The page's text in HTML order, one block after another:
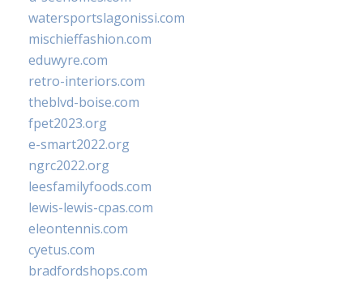
watersportslagonissi.com
mischieffashion.com
eduwyre.com
retro-interiors.com
theblvd-boise.com
fpet2023.org
e-smart2022.org
ngrc2022.org
leesfamilyfoods.com
lewis-lewis-cpas.com
eleontennis.com
cyetus.com
bradfordshops.com